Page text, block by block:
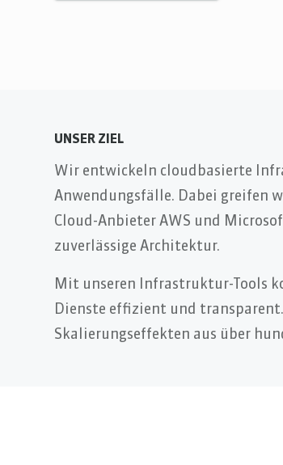
UNSER ZIEL
Wir entwickeln cloudbasierte
Anwendungsfälle. Dabei greifen
Cloud-Anbieter AWS und
zuverlässige Architektur.
Mit unseren Infrastruktur-Tools
Dienste effizient und
Skalierungseffekten aus über